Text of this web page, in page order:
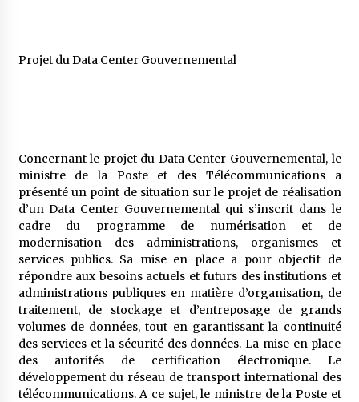
Projet du Data Center Gouvernemental
Concernant le projet du Data Center Gouvernemental, le
ministre de la Poste et des Télécommunications a
présenté un point de situation sur le projet de réalisation
d’un Data Center Gouvernemental qui s’inscrit dans le
cadre du programme de numérisation et de
modernisation des administrations, organismes et
services publics. Sa mise en place a pour objectif de
répondre aux besoins actuels et futurs des institutions et
administrations publiques en matière d’organisation, de
traitement, de stockage et d’entreposage de grands
volumes de données, tout en garantissant la continuité
des services et la sécurité des données. La mise en place
des autorités de certification électronique. Le
développement du réseau de transport international des
télécommunications. A ce sujet, le ministre de la Poste et